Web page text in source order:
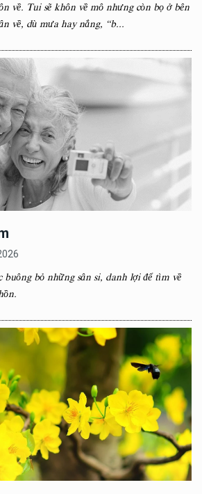
về. Tui sẽ khôn về mô nhưng còn bọ ở bên
về, dù mưa hay nắng, “b...
buông bỏ những sân si, danh lợi để tìm về